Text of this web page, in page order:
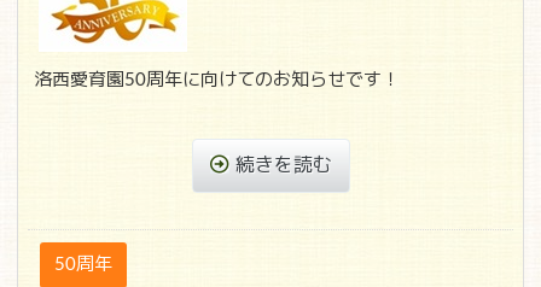
洛西愛育園50周年に向けてのお知らせです！
続きを読む
50周年